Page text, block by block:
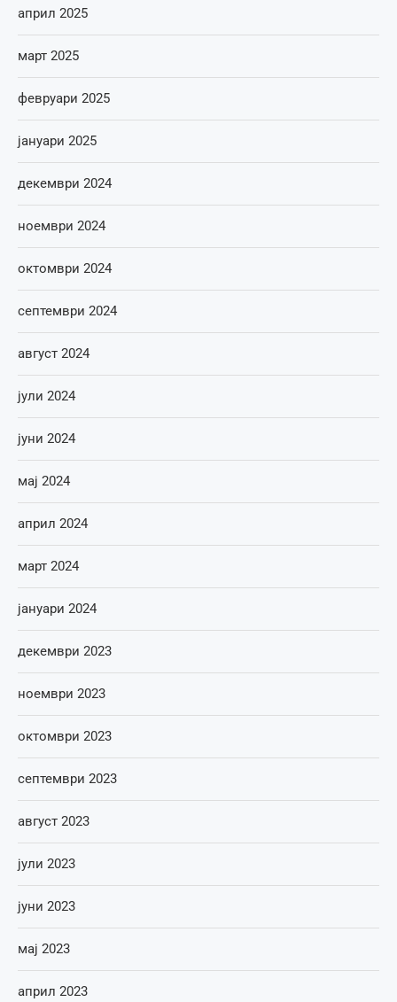
април 2025
март 2025
февруари 2025
јануари 2025
декември 2024
ноември 2024
октомври 2024
септември 2024
август 2024
јули 2024
јуни 2024
мај 2024
април 2024
март 2024
јануари 2024
декември 2023
ноември 2023
октомври 2023
септември 2023
август 2023
јули 2023
јуни 2023
мај 2023
април 2023